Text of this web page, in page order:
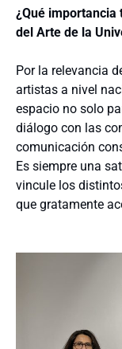
¿Qué importancia
del Arte de la
Por la relevancia
artistas a nivel
espacio no solo
diálogo con las
comunicación
Es siempre una
vincule los
que gratamente